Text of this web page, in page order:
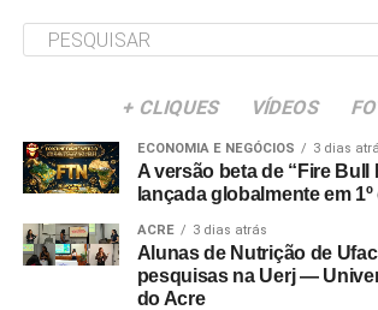
+ CLIQUES VÍDEOS
ECONOMIA E NEGÓCIOS 3 dias
A versão beta de “Fire Bull
lançada globalmente em
ACRE 3 dias atrás
Alunas de Nutrição de
pesquisas na Uerj —
do Acre